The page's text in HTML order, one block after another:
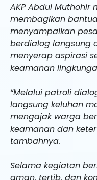
AKP Abdul Muthohir
membagikan
menyampaikan
berdialog langsung
menyerap aspirasi
keamanan
“Melalui patroli
langsung keluhan
mengajak warga
keamanan dan
tambahnya.
Selama kegiatan
aman, tertib, dan